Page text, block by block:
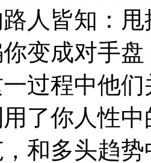
人皆知：
变成对手
过程中他
了你人性
和多头趋